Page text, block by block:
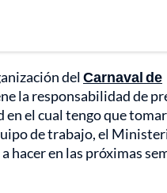
delCarnaval de
la responsabilidad de
en el cual tengo que
de trabajo, el
hacer en las próximas